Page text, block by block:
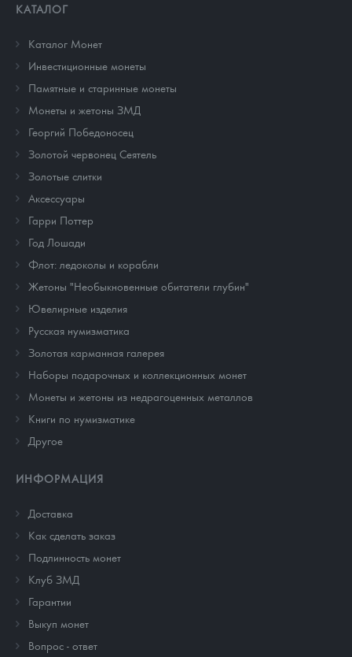
КАТАЛОГ
Каталог Монет
Инвестиционные монеты
Памятные и старинные монеты
Монеты и жетоны ЗМД
Георгий Победоносец
Золотой червонец Сеятель
Золотые слитки
Аксессуары
Гарри Поттер
Год Лошади
Флот: ледоколы и корабли
Жетоны "Необыкновенные обитатели глубин"
Ювелирные изделия
Русская нумизматика
Золотая карманная галерея
Наборы подарочных и коллекционных монет
Монеты и жетоны из недрагоценных металлов
Книги по нумизматике
Другое
ИНФОРМАЦИЯ
Доставка
Как сделать заказ
Подлинность монет
Клуб ЗМД
Гарантии
Выкуп монет
Вопрос - ответ